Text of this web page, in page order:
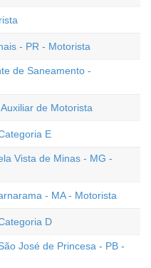
- PR - Motorista
de Saneamento -
de Motorista
E
Vista de Minas - MG -
- MA - Motorista
D
José de Princesa - PB -